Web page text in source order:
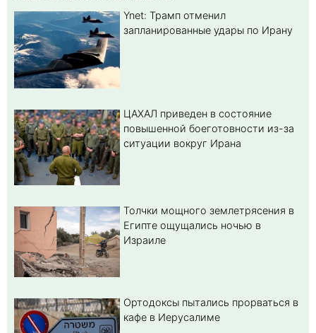
Ynet: Трамп отменил
запланированные удары по Ирану
ЦАХАЛ приведен в состояние
повышенной боеготовности из-за
ситуации вокруг Ирана
Толчки мощного землетрясения в
Египте ощущались ночью в
Израиле
Ортодоксы пытались прорваться в
кафе в Иерусалиме